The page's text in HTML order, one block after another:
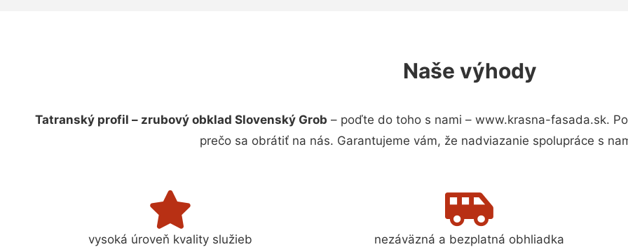
Naše výhody
Tatranský profil – zrubový obklad Slovenský Grob – poďte do toho s nami – www.krasna-fasada.sk.
prečo sa obrátiť na nás. Garantujeme vám, že nadviazanie spolupráce s
vysoká úroveň kvality služieb nezáväzná a bezplatná obhliadka